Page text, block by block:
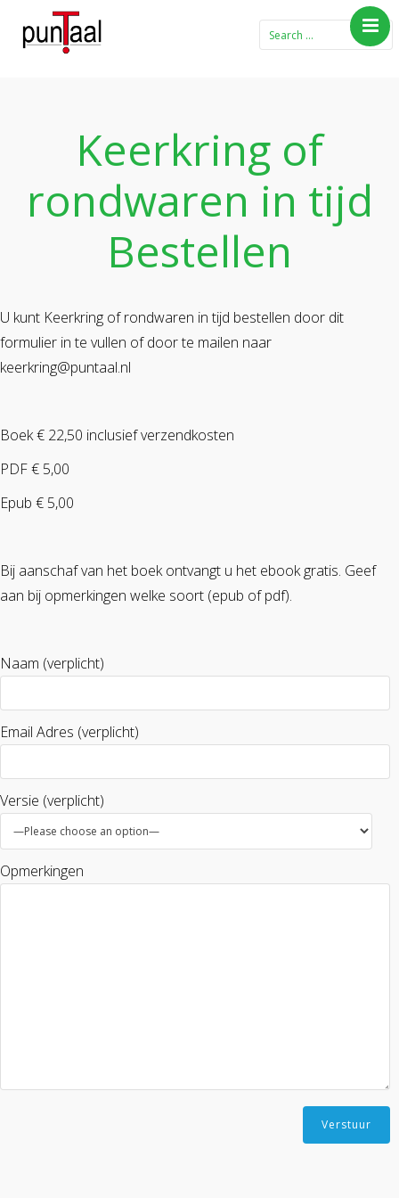
theemeubel
Boeken
Verhalen
Gedichten
Contact
Keerkring of
rondwaren in tijd
Bestellen
U kunt Keerkring of rondwaren in tijd bestellen door dit
formulier in te vullen of door te mailen naar
keerkring@puntaal.nl
Boek € 22,50 inclusief verzendkosten
PDF € 5,00
Epub € 5,00
Bij aanschaf van het boek ontvangt u het ebook gratis. Geef
aan bij opmerkingen welke soort (epub of pdf).
Naam (verplicht)
Email Adres (verplicht)
Versie (verplicht)
Opmerkingen